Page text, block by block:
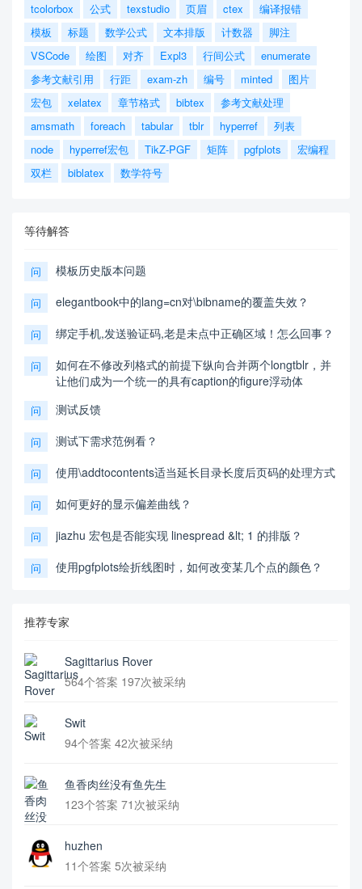
tcolorbox
公式 texstudio 页眉 ctex
编译报错
模板
标题 数学公式 文本排版 计数器
脚注
VSCode
绘图 对齐 Expl3 行间公式
enumerate
参考文献引用
行距 exam-zh 编号 minted
图片
宏包
xelatex 章节格式 bibtex
参考文献处理
amsmath
foreach tabular tblr hyperref
列表
node
hyperref宏包 TikZ-PGF 矩阵 pgfplots
宏编程
双栏
biblatex 数学符号
等待解答
问 模板历史版本问题
问 elegantbook中的lang=cn对\bibname的覆盖失效？
问 绑定手机,发送验证码,老是未点中正确区域！怎么回事？
问
如何在不修改列格式的前提下纵向合并两个longtblr，并
让他们成为一个统一的具有caption的figure浮动体
问 测试反馈
问 测试下需求范例看？
问 使用\addtocontents适当延长目录长度后页码的处理方式
问 如何更好的显示偏差曲线？
问 jiazhu 宏包是否能实现 linespread &lt; 1 的排版？
问 使用pgfplots绘折线图时，如何改变某几个点的颜色？
推荐专家
Sagittarius Rover
564个答案 197次被采纳
Swit
94个答案 42次被采纳
鱼香肉丝没有鱼先生
123个答案 71次被采纳
huzhen
11个答案 5次被采纳